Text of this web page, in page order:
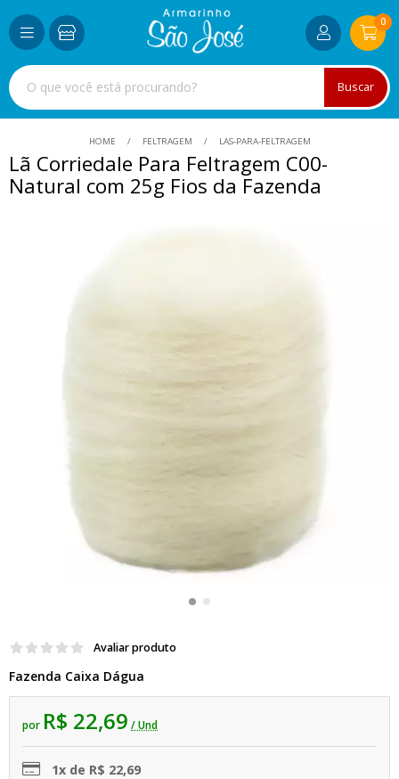
Buscar
0
HOME FELTRAGEM LAS-PARA-FELTRAGEM
Lã Corriedale Para Feltragem C00-
Natural com 25g Fios da Fazenda
Avaliar produto
Fazenda Caixa Dágua
por R$ 22,69 / Und
1x de R$ 22,69